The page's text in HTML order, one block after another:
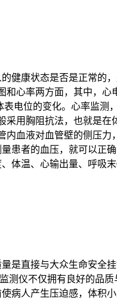
健康状态是否是正常的
心率两方面，其中，
电位的变化。心率监测
用胸阻抗法，也就是在
血液对血管壁的侧压
患者的血压，就可以正
体温、心输出量、呼吸
是直接与大众生命安全
仪不仅拥有良好的品
病人产生压迫感，体积